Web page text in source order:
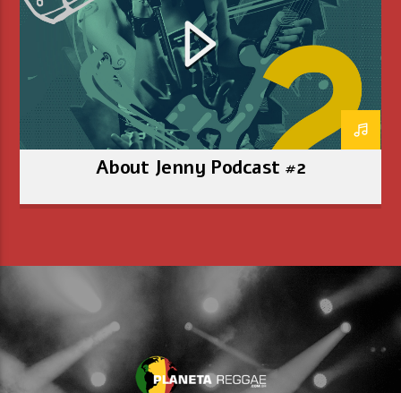
About Jenny Podcast #2